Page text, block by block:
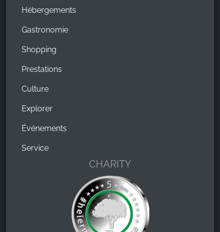
Hébergements
Gastronomie
Shopping
Prestations
Culture
Explorer
Événements
Service
CHARITY